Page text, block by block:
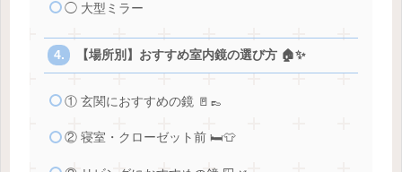
◯ 大型ミラー
【場所別】おすすめ室内鏡の選び方 🏠✨
① 玄関におすすめの鏡 🚪👞
② 寝室・クローゼット前 🛏️👕